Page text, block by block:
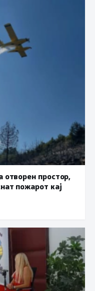
отворен простор,
пожарот кај